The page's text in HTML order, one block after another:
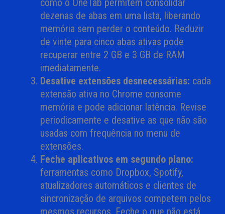
como o OneTab permitem consolidar
dezenas de abas em uma lista, liberando
memória sem perder o conteúdo. Reduzir
de vinte para cinco abas ativas pode
recuperar entre 2 GB e 3 GB de RAM
imediatamente.
Desative extensões desnecessárias: cada
extensão ativa no Chrome consome
memória e pode adicionar latência. Revise
periodicamente e desative as que não são
usadas com frequência no menu de
extensões.
Feche aplicativos em segundo plano:
ferramentas como Dropbox, Spotify,
atualizadores automáticos e clientes de
sincronização de arquivos competem pelos
mesmos recursos. Feche o que não está